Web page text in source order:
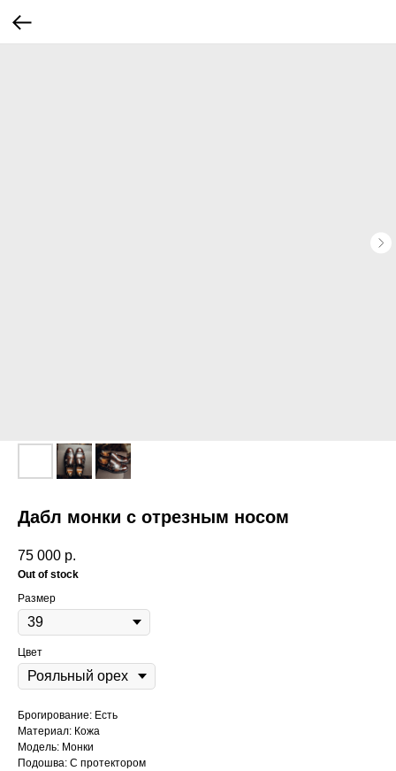
Дабл монки с отрезным носом
75 000 р.
Out of stock
Размер
Цвет
Брогирование: Есть
Материал: Кожа
Модель: Монки
Подошва: С протектором